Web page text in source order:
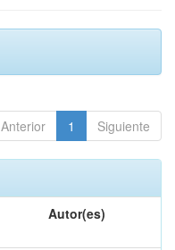
Anterior 1 Siguiente
Autor(es)